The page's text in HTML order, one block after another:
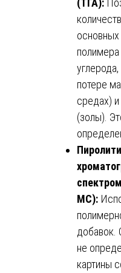
(ТГА):
полимера
потере
средах)
(золы).
МС):
добавок.
не
картины